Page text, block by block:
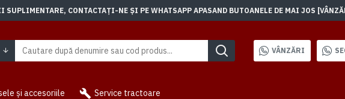
SUPLIMENTARE, CONTACTAȚI-NE ȘI PE WHATSAPP APASAND BUTOANELE DE MAI JOS
VÂNZĂRI
și accesoriile Service tractoare